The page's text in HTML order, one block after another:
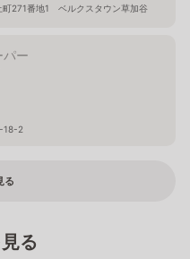
町271番地1 ベルクスタウン草加谷
パー
18-2
る
る